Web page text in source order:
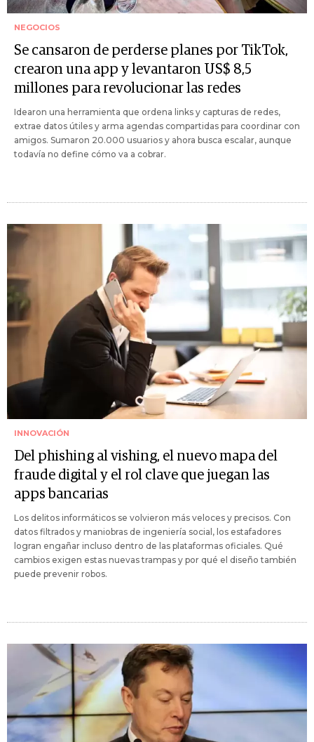
NEGOCIOS
Se cansaron de perderse planes por TikTok,
crearon una app y levantaron US$ 8,5
millones para revolucionar las redes
Idearon una herramienta que ordena links y capturas de redes,
extrae datos útiles y arma agendas compartidas para coordinar con
amigos. Sumaron 20.000 usuarios y ahora busca escalar, aunque
todavía no define cómo va a cobrar.
INNOVACIÓN
Del phishing al vishing, el nuevo mapa del
fraude digital y el rol clave que juegan las
apps bancarias
Los delitos informáticos se volvieron más veloces y precisos. Con
datos filtrados y maniobras de ingeniería social, los estafadores
logran engañar incluso dentro de las plataformas oficiales. Qué
cambios exigen estas nuevas trampas y por qué el diseño también
puede prevenir robos.